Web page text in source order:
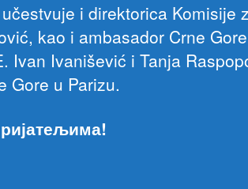
i direktorica Komisije
kao i ambasador Crne
Ivan Ivanišević i Tanja
Gore u Parizu.